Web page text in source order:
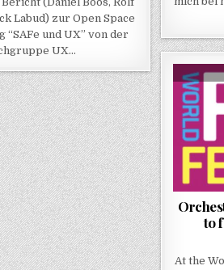
Labud) zur Open Space
“SAFe und UX” von der
UX…
to
At the